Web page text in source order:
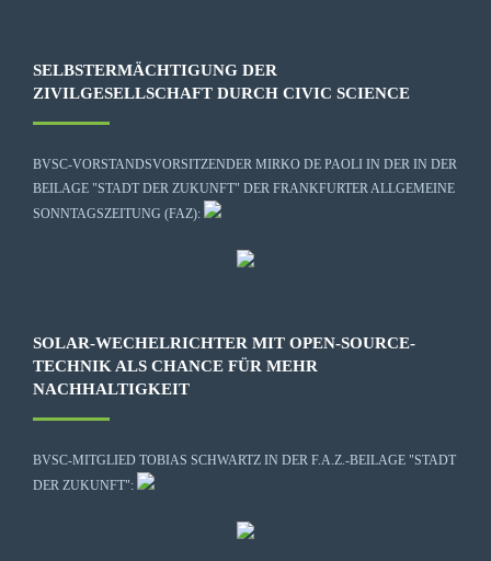
SELBSTERMÄCHTIGUNG DER
ZIVILGESELLSCHAFT DURCH CIVIC SCIENCE
BVSC-VORSTANDSVORSITZENDER MIRKO DE PAOLI IN DER IN DER
BEILAGE "STADT DER ZUKUNFT" DER FRANKFURTER ALLGEMEINE
SONNTAGSZEITUNG (FAZ):
SOLAR-WECHELRICHTER MIT OPEN-SOURCE-
TECHNIK ALS CHANCE FÜR MEHR
NACHHALTIGKEIT
BVSC-MITGLIED TOBIAS SCHWARTZ IN DER F.A.Z.-BEILAGE "STADT
DER ZUKUNFT":